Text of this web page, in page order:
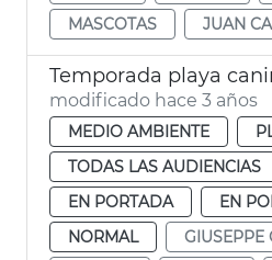
MASCOTAS
JUAN
Temporada playa
modificado hace 3 años
MEDIO AMBIENTE
TODAS LAS AUDIENCIAS
EN PORTADA
EN
NORMAL
GIUSEPPE